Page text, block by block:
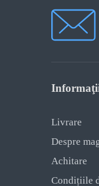
Livrare
Despre
Achitare
Condițiile